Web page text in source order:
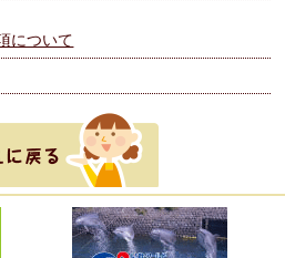
について